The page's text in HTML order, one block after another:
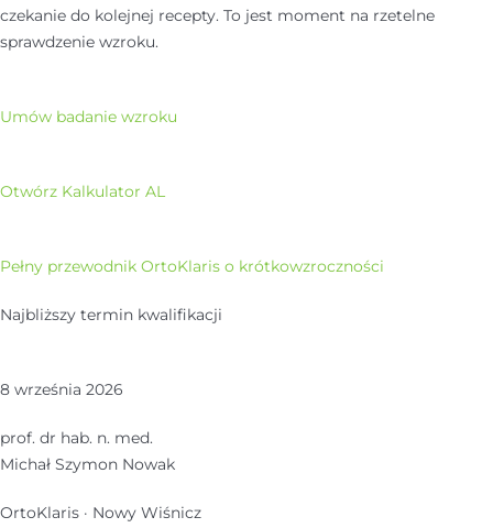
czekanie do kolejnej recepty. To jest moment na rzetelne
sprawdzenie wzroku.
Umów badanie wzroku
Otwórz Kalkulator AL
Pełny przewodnik OrtoKlaris o krótkowzroczności
Najbliższy termin kwalifikacji
8 września 2026
prof. dr hab. n. med.
Michał Szymon Nowak
OrtoKlaris · Nowy Wiśnicz